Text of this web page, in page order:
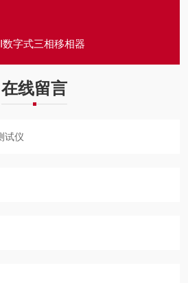
数字式三相移相器
在线留言